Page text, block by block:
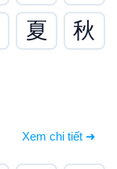
夏
秋
Xem chi tiết ➜